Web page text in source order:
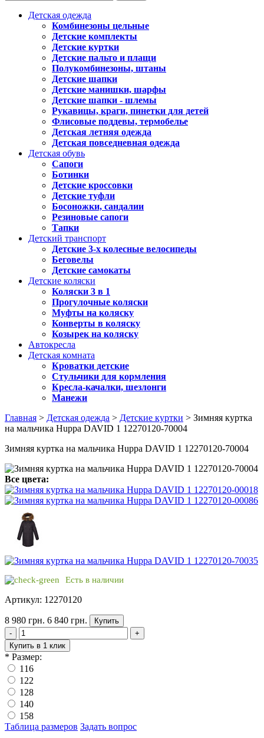
Детская одежда
Комбинезоны цельные
Детские комплекты
Детские куртки
Детские пальто и плащи
Полукомбинезоны, штаны
Детские шапки
Детские манишки, шарфы
Детские шапки - шлемы
Рукавицы, краги, пинетки для детей
Флисовые поддевы, термобелье
Детская летняя одежда
Детская повседневная одежда
Детская обувь
Сапоги
Ботинки
Детские кроссовки
Детские туфли
Босоножки, сандалии
Резиновые сапоги
Тапки
Детский транспорт
Детские 3-х колесные велосипеды
Беговелы
Детские самокаты
Детские коляски
Коляски 3 в 1
Прогулочные коляски
Муфты на коляску
Конверты в коляску
Козырек на коляску
Автокресла
Детская комната
Кроватки детские
Стульчики для кормления
Кресла-качалки, шезлонги
Манежи
Главная > Детская одежда > Детские куртки > Зимняя куртка
на мальчика Huppa DAVID 1 12270120-70004
Зимняя куртка на мальчика Huppa DAVID 1 12270120-70004
Все цвета:
Есть в наличии
Артикул: 12270120
8 980 грн. 6 840 грн.
Купить
-
+
Купить в 1 клик
* Размер:
116
122
128
140
158
Таблица размеров Задать вопрос